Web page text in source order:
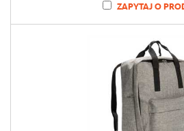
ZAPYTAJ O